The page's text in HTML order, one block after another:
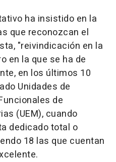
ha insistido en la
que reconozcan el
"reivindicación en la
en la que se ha de
en los últimos 10
Unidades de
de
(UEM), cuando
dedicado total o
18 las que cuentan